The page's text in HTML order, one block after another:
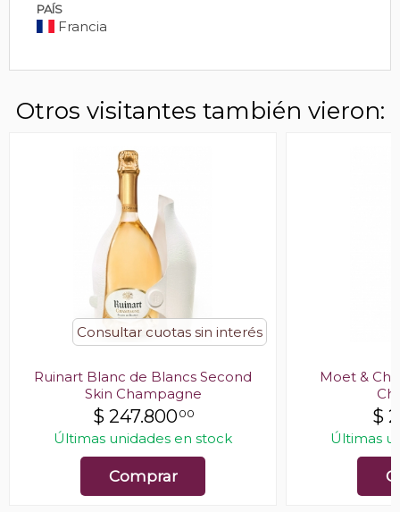
PAÍS
Francia
Otros visitantes también vieron:
Consultar cuotas sin interés
Ruinart Blanc de Blancs Second
Skin Champagne
$ 247.80000
Últimas unidades en stock
Comprar
Moet &
$
Últimas